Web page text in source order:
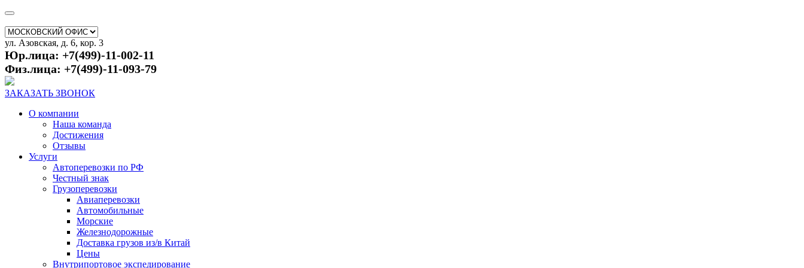
ул. Азовская, д. 6, кор. 3
Юр.лица: +7(499)-11-002-11
Физ.лица: +7(499)-11-093-79
ЗАКАЗАТЬ ЗВОНОК
О компании
Наша команда
Достижения
Отзывы
Услуги
Автоперевозки по РФ
Честный знак
Грузоперевозки
Авиаперевозки
Автомобильные
Морские
Железнодорожные
Доставка грузов из/в Китай
Цены
Внутрипортовое экспедирование